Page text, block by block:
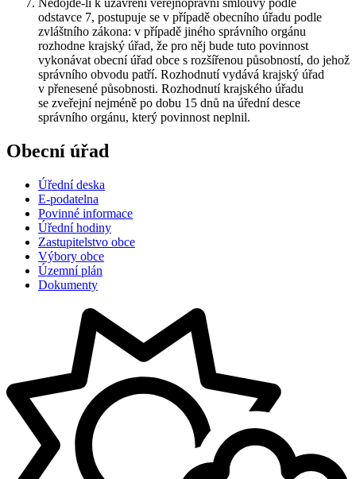
Nedojde-li k uzavření veřejnoprávní smlouvy podle
odstavce 7, postupuje se v případě obecního úřadu podle
zvláštního zákona: v případě jiného správního orgánu
rozhodne krajský úřad, že pro něj bude tuto povinnost
vykonávat obecní úřad obce s rozšířenou působností, do jehož
správního obvodu patří. Rozhodnutí vydává krajský úřad
v přenesené působnosti. Rozhodnutí krajského úřadu
se zveřejní nejméně po dobu 15 dnů na úřední desce
správního orgánu, který povinnost neplnil.
Obecní úřad
Úřední deska
E-podatelna
Povinné informace
Úřední hodiny
Zastupitelstvo obce
Výbory obce
Územní plán
Dokumenty